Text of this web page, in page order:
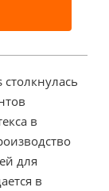
в
для
в